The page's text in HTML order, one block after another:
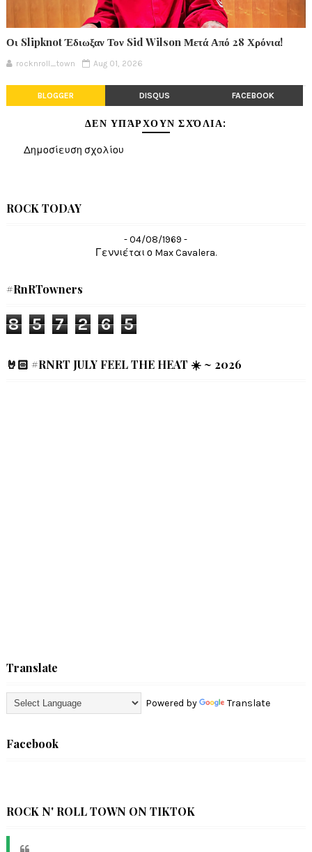
Οι Slipknot Έδιωξαν Τον Sid Wilson Μετά Από 28 Χρόνια!
rocknroll_town Aug 01, 2026
BLOGGER DISQUS FACEBOOK
ΔΕΝ ΥΠΆΡΧΟΥΝ ΣΧΌΛΙΑ:
Δημοσίευση σχολίου
ROCK TODAY
- 04/08/1969 -
Γεννιέται ο Max Cavalera.
#RnRTowners
8 5 7 2 6 5
🤘🏻 #RNRT JULY FEEL THE HEAT ☀️ ~ 2026
Translate
Powered by Translate
Facebook
ROCK N' ROLL TOWN ON TIKTOK